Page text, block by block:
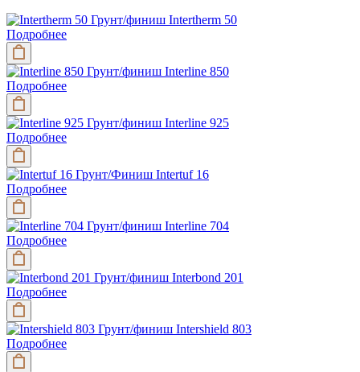
Грунт/финиш Intertherm 50
Подробнее
Грунт/финиш Interline 850
Подробнее
Грунт/финиш Interline 925
Подробнее
Грунт/Финиш Intertuf 16
Подробнее
Грунт/финиш Interline 704
Подробнее
Грунт/финиш Interbond 201
Подробнее
Грунт/финиш Intershield 803
Подробнее